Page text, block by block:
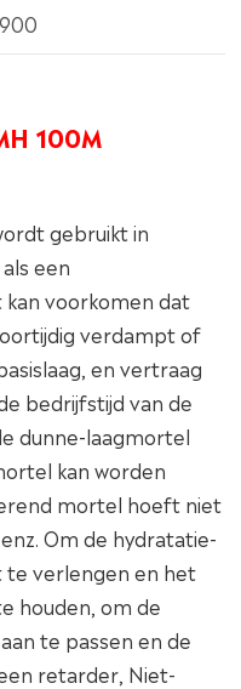
100M
gebruikt in
een
voorkomen dat
verdampt of
en vertraag
bedrijfstijd van de
dunne-laagmortel
kan worden
mortel hoeft niet
Om de hydratatie-
te verlengen en het
houden, om de
te passen en de
retarder, Niet-